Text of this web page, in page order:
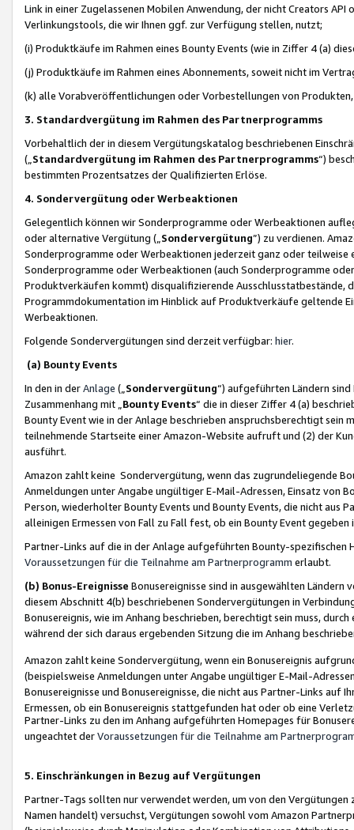
Link in einer Zugelassenen Mobilen Anwendung, der nicht Creators
Verlinkungstools, die wir Ihnen ggf. zur Verfügung stellen, nutzt;
(i) Produktkäufe im Rahmen eines Bounty Events (wie in Ziffer 4 (a)
(j) Produktkäufe im Rahmen eines Abonnements, soweit nicht im
(k) alle Vorabveröffentlichungen oder Vorbestellungen von
3. Standardvergütung im Rahmen des Partnerprogramms
Vorbehaltlich der in diesem Vergütungskatalog beschriebenen
(„ Standardvergütung im Rahmen des Partnerprogramms“)
bestimmten Prozentsatzes der Qualifizierten Erlöse.
4. Sondervergütung oder Werbeaktionen
Gelegentlich können wir Sonderprogramme oder Werbeaktionen
oder alternative Vergütung („ Sondervergütung”) zu verdienen.
Sonderprogramme oder Werbeaktionen jederzeit ganz oder
Sonderprogramme oder Werbeaktionen (auch Sonderprogramme
Produktverkäufen kommt) disqualifizierende Ausschlusstatbestände,
Programmdokumentation im Hinblick auf Produktverkäufe geltende
Werbeaktionen.
Folgende Sondervergütungen sind derzeit verfügbar: hier.
(a) Bounty Events
In den in derAnlage („ Sondervergütung“) aufgeführten Ländern
Zusammenhang mit „ Bounty Events“ die in dieser Ziffer 4 (a)
Bounty Event wie in der Anlage beschrieben anspruchsberechtigt sein
teilnehmende Startseite einer Amazon-Website aufruft und (2) der
ausführt.
Amazon zahlt keine Sondervergütung, wenn das zugrundeliegende
Anmeldungen unter Angabe ungültiger E-Mail-Adressen, Einsatz von
Person, wiederholter Bounty Events und Bounty Events, die nicht
alleinigen Ermessen von Fall zu Fall fest, ob ein Bounty Event
Partner-Links auf die in der Anlage aufgeführten Bounty-spezifischen
Voraussetzungen für die Teilnahme am Partnerprogramm erlaubt.
(b) Bonus-Ereignisse Bonusereignisse sind in ausgewählten Ländern
diesem Abschnitt 4(b) beschriebenen Sondervergütungen in
Bonusereignis, wie im Anhang beschrieben, berechtigt sein muss,
während der sich daraus ergebenden Sitzung die im Anhang
Amazon zahlt keine Sondervergütung, wenn ein Bonusereignis
(beispielsweise Anmeldungen unter Angabe ungültiger E-Mail-
Bonusereignisse und Bonusereignisse, die nicht aus Partner-Links auf
Ermessen, ob ein Bonusereignis stattgefunden hat oder ob eine
Partner-Links zu den im Anhang aufgeführten Homepages für
ungeachtet derVoraussetzungen für die Teilnahme am
5. Einschränkungen in Bezug auf Vergütungen
Partner-Tags sollten nur verwendet werden, um von den
Namen handelt) versuchst, Vergütungen sowohl vom Amazon